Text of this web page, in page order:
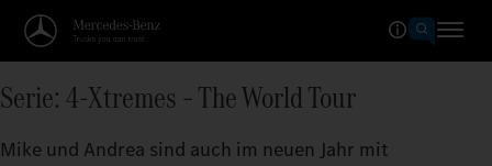
Serie: 4-Xtremes – The World Tour
Mike und Andrea sind auch im neuen Jahr mit